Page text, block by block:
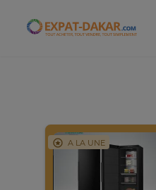
Expat-Dakar
A LA UNE